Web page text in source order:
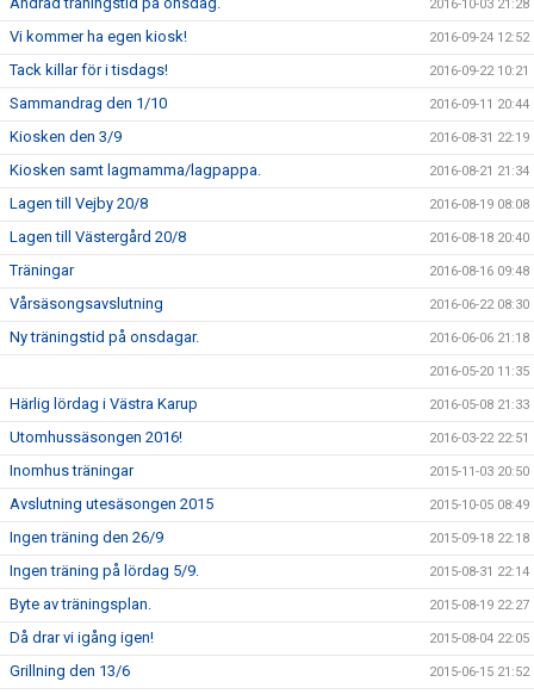
2016-10-03 21:28
Vi kommer ha egen kiosk! 2016-09-24 12:52
Tack killar för i tisdags! 2016-09-22 10:21
Sammandrag den 1/10 2016-09-11 20:44
Kiosken den 3/9 2016-08-31 22:19
Kiosken samt lagmamma/lagpappa. 2016-08-21 21:34
Lagen till Vejby 20/8 2016-08-19 08:08
Lagen till Västergård 20/8 2016-08-18 20:40
Träningar 2016-08-16 09:48
Vårsäsongsavslutning 2016-06-22 08:30
Ny träningstid på onsdagar. 2016-06-06 21:18
2016-05-20 11:35
Härlig lördag i Västra Karup 2016-05-08 21:33
Utomhussäsongen 2016! 2016-03-22 22:51
Inomhus träningar 2015-11-03 20:50
Avslutning utesäsongen 2015 2015-10-05 08:49
Ingen träning den 26/9 2015-09-18 22:18
Ingen träning på lördag 5/9. 2015-08-31 22:14
Byte av träningsplan. 2015-08-19 22:27
Då drar vi igång igen! 2015-08-04 22:05
Grillning den 13/6 2015-06-15 21:52